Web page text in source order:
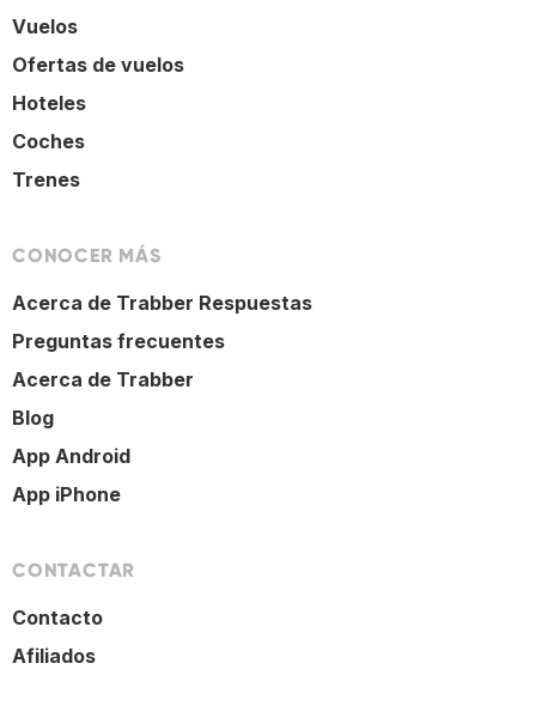
Vuelos
Ofertas de vuelos
Hoteles
Coches
Trenes
CONOCER MÁS
Acerca de Trabber Respuestas
Preguntas frecuentes
Acerca de Trabber
Blog
App Android
App iPhone
CONTACTAR
Contacto
Afiliados